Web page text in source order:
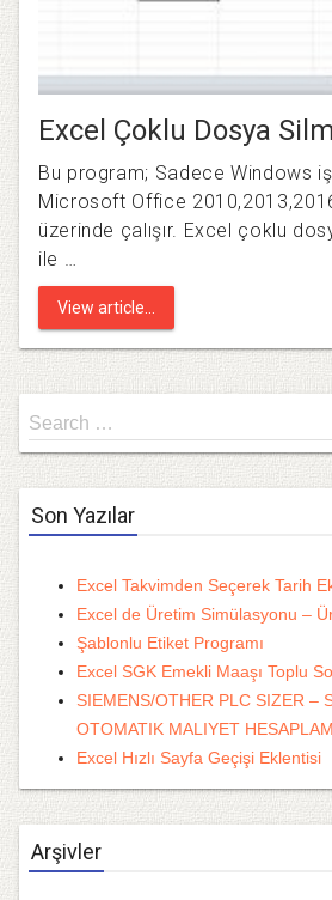
Excel Çoklu Dosya
Bu program; Sadece Windows
Microsoft Office
üzerinde çalışır. Excel çoklu
ile …
View article...
Search
for
Search …
Son Yazılar
Excel Takvimden Seçerek Tarih
Excel de Üretim Simülasyonu –
Şablonlu Etiket Programı
Excel SGK Emekli Maaşı Toplu
SIEMENS/OTHER PLC SIZER –
OTOMATIK MALIYET
Excel Hızlı Sayfa Geçişi Eklentisi
Arşivler